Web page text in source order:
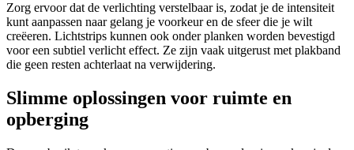
Zorg ervoor dat de verlichting verstelbaar is, zodat je de intensiteit
kunt aanpassen naar gelang je voorkeur en de sfeer die je wilt
creëeren. Lichtstrips kunnen ook onder planken worden bevestigd
voor een subtiel verlicht effect. Ze zijn vaak uitgerust met plakband
die geen resten achterlaat na verwijdering.
Slimme oplossingen voor ruimte en
opberging